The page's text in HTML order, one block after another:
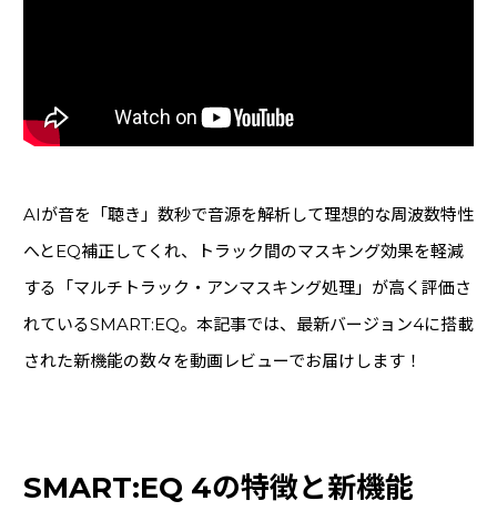
クリエーター向けPC・周辺機器
オーディオプレイヤー(13)
ミキサー (12)
シンセサイザー・キーボード(65)
コントローラー・MIDI機器 (38)
リズムマシン・サンプラー(26)
DJ(25)
レコーダー(8)
AIが音を「聴き」数秒で音源を解析して理想的な周波数特性
へとEQ補正してくれ、トラック間のマスキング効果を軽減
する「マルチトラック・アンマスキング処理」が高く評価さ
れているSMART:EQ。本記事では、最新バージョン4に搭載
された新機能の数々を動画レビューでお届けします！
SMART:EQ 4の特徴と新機能